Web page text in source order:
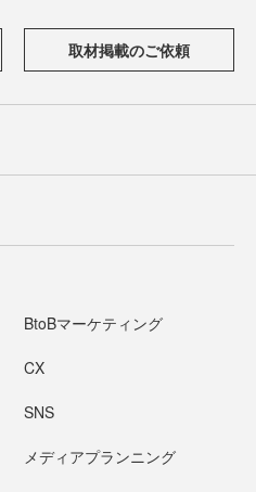
取材掲載のご依頼
BtoBマーケティング
CX
SNS
メディアプランニング